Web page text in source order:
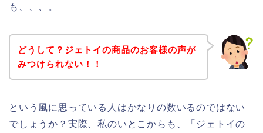
も、、、。
どうして？ジェトイの商品のお客様の声が
みつけられない！！
という風に思っている人はかなりの数いるのではない
でしょうか？実際、私のいとこからも、「ジェトイの